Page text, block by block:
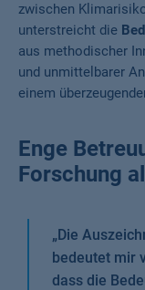
zwischen
unterstreicht die
aus methodischer
und unmittelbarer
einem
Enge
Forschung
„Die
bedeutet mir
dass die